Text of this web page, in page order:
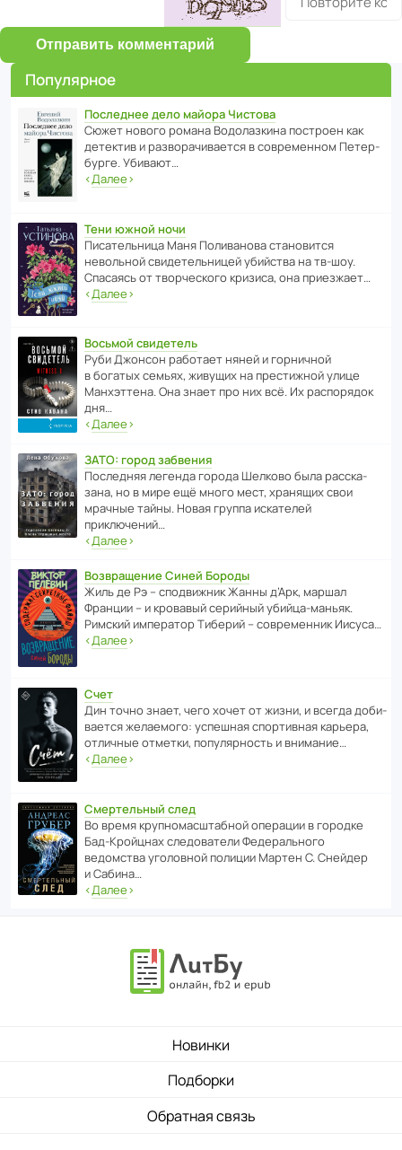
Отправить комментарий
Популярное
Последнее дело майора Чистова
Сюжет нового романа Водо­ла­з­кина пост­роен как
дете­ктив и разво­ра­чи­ва­ется в совре­менном Пете­р­
бурге. Убивают…
‹Далее›
Тени южной ночи
Писа­тель­ница Маня Поли­ва­нова стано­вится
невольной свиде­тель­ницей убийства на тв-шоу.
Спасаясь от твор­че­с­кого кризиса, она приезжает…
‹Далее›
Восьмой свидетель
Руби Джонсон рабо­тает няней и горни­чной
в богатых семьях, живущих на прес­ти­жной улице
Манх­эт­тена. Она знает про них всё. Их распо­рядок
дня…
‹Далее›
ЗАТО: город забвения
После­дняя легенда города Шелково была расска­
зана, но в мире ещё много мест, хранящих свои
мрачные тайны. Новая группа иска­телей
приключений…
‹Далее›
Возвращение Синей Бороды
Жиль де Рэ – спод­ви­жник Жанны д’Арк, маршал
Франции – и кровавый серийный убийца-маньяк.
Римский импе­ратор Тиберий – совре­менник Иисуса…
‹Далее›
Счет
Дин точно знает, чего хочет от жизни, и всегда доби­
ва­ется жела­е­мого: успе­шная спор­ти­вная карьера,
отли­чные отметки, попу­ля­р­ность и внимание…
‹Далее›
Смертельный след
Во время круп­но­мас­ш­та­бной операции в городке
Бад‑Крой­цнах следо­ва­тели Феде­раль­ного
ведомства уголо­вной полиции Мартен С. Снейдер
и Сабина…
‹Далее›
Новинки
Подборки
Обратная связь